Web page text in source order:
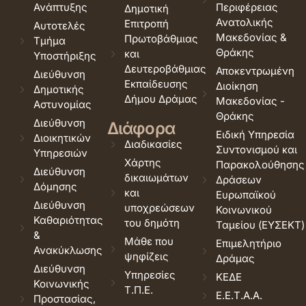
Ανάπτυξης
Αυτοτελές
Τμήμα
Υποστήριξης
Διεύθυνση
Δημοτικής
Αστυνομίας
Διεύθυνση
Διοικητικών
Υπηρεσιών
Διεύθυνση
Δόμησης
Διεύθυνση
Καθαριότητας
&
Ανακύκλωσης
Διεύθυνση
Κοινωνικής
Προστασίας,
Δημοτική
Επιτροπή
Πρωτοβάθμιας
και
Δευτεροβάθμιας
Εκπαίδευσης
Δήμου Δράμας
Διάφορα
Διαδικασίες
Χάρτης
δικαιωμάτων
και
υποχρεώσεων
του δημότη
Μάθε που
ψηφίζεις
Υπηρεσίες
Τ.Π.Ε.
Περιφέρειας
Ανατολικής
Μακεδονίας &
Θράκης
Αποκεντρωμένη
Διοίκηση
Μακεδονίας -
Θράκης
Ειδική Υπηρεσία
Συντονισμού και
Παρακολούθησης
Δράσεων
Ευρωπαϊκού
Κοινωνικού
Ταμείου (ΕΥΣΕΚΤ)
Επιμελητήριο
Δράμας
ΚΕΔΕ
Ε.Ε.Τ.Α.Α.